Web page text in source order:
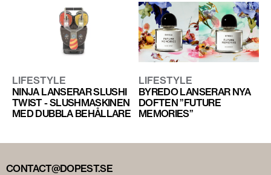
LIFESTYLE
NINJA LANSERAR SLUSHI
TWIST - SLUSHMASKINEN
MED DUBBLA BEHÅLLARE
LIFESTYLE
BYREDO LANSERAR NYA
DOFTEN ”FUTURE
MEMORIES”
CONTACT@DOPEST.SE